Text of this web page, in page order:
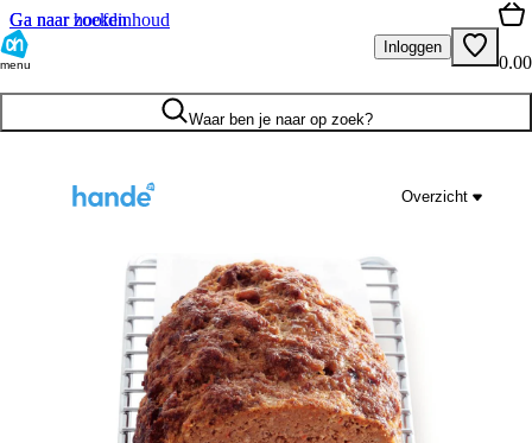
Ga naar hoofdinhoud
Ga naar zoeken
menu
Inloggen
0.00
Waar ben je naar op zoek?
Overzicht